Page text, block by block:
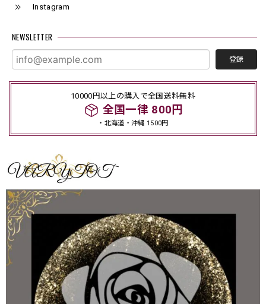
Instagram
NEWSLETTER
登録
10000円以上の購入で全国送料無料
全国一律 800円
・北海道・沖縄 1500円